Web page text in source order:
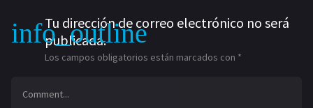
Tu dirección de correo electrónico no será
publicada.
Los campos obligatorios están marcados con *